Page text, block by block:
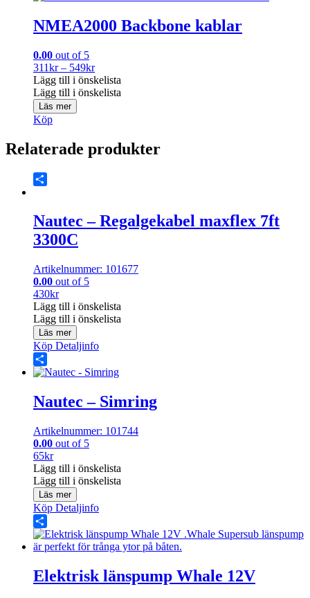
NMEA2000 Backbone kablar
0.00 out of 5
311kr – 549krPrisintervall:
311kr
till
Lägg till i önskelista
Lägg till i önskelista
Läs mer
Köp
Relaterade produkter
Nautec – Regalgekabel maxflex 7ft
3300C
Artikelnummer: 101677
0.00 out of 5
430kr
Lägg till i önskelista
Lägg till i önskelista
Läs mer
Köp Detaljinfo
Share
Nautec – Simring
Artikelnummer: 101744
0.00 out of 5
65kr
Lägg till i önskelista
Lägg till i önskelista
Läs mer
Köp Detaljinfo
Share
Elektrisk länspump Whale 12V